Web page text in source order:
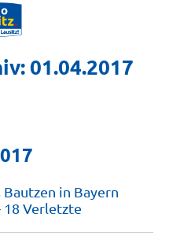
01.04.2017
Bautzen in Bayern
18Verletzte